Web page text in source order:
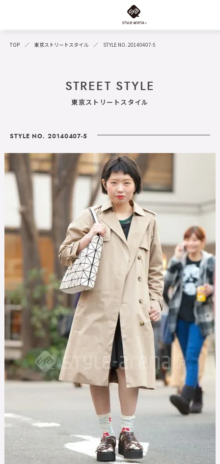
TOP 東京ストリートスタイル STYLE NO. 20140407-5
STREET STYLE
東京ストリートスタイル
STYLE NO. 20140407-5